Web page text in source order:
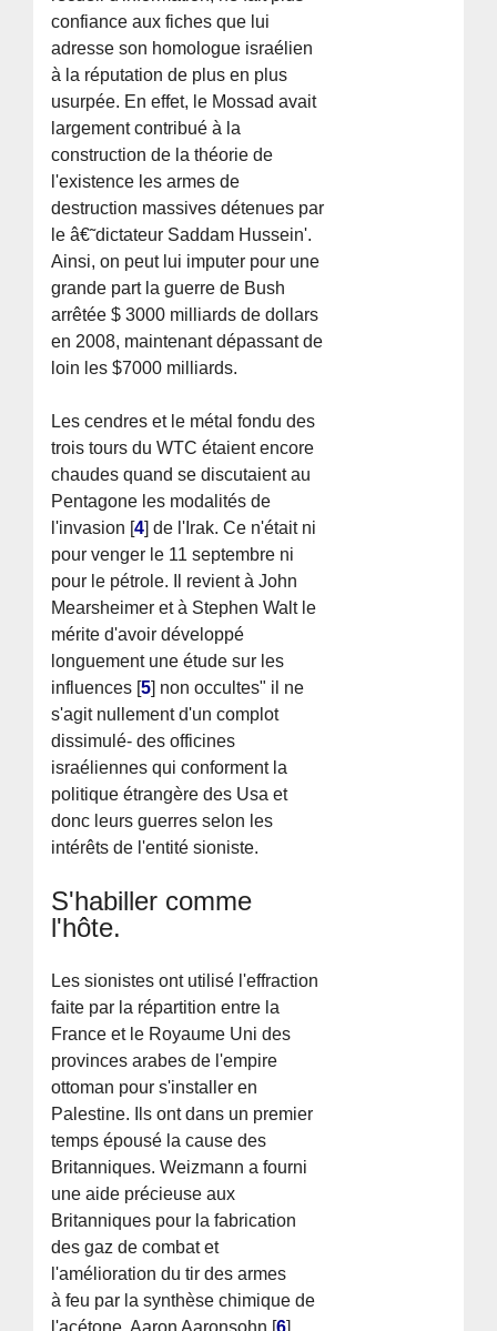
confiance aux fiches que lui
adresse son homologue israélien
à la réputation de plus en plus
usurpée. En effet, le Mossad avait
largement contribué à la
construction de la théorie de
l'existence les armes de
destruction massives détenues par
le â€˜dictateur Saddam Hussein'.
Ainsi, on peut lui imputer pour une
grande part la guerre de Bush
arrêtée $ 3000 milliards de dollars
en 2008, maintenant dépassant de
loin les $7000 milliards.
Les cendres et le métal fondu des
trois tours du WTC étaient encore
chaudes quand se discutaient au
Pentagone les modalités de
l'invasion [4] de l'Irak. Ce n'était ni
pour venger le 11 septembre ni
pour le pétrole. Il revient à John
Mearsheimer et à Stephen Walt le
mérite d'avoir développé
longuement une étude sur les
influences [5] non occultes" il ne
s'agit nullement d'un complot
dissimulé- des officines
israéliennes qui conforment la
politique étrangère des Usa et
donc leurs guerres selon les
intérêts de l'entité sioniste.
S'habiller comme
l'hôte.
Les sionistes ont utilisé l'effraction
faite par la répartition entre la
France et le Royaume Uni des
provinces arabes de l'empire
ottoman pour s'installer en
Palestine. Ils ont dans un premier
temps épousé la cause des
Britanniques. Weizmann a fourni
une aide précieuse aux
Britanniques pour la fabrication
des gaz de combat et
l'amélioration du tir des armes
à feu par la synthèse chimique de
l'acétone. Aaron Aaronsohn [6]